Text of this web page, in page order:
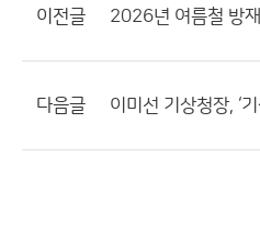
이전글 2026년 여름철 방
다음글 이미선 기상청장, ‘